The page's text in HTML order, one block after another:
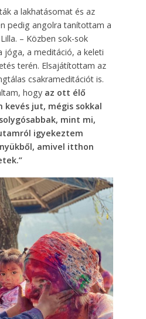
a lakhatásomat és az
pedig angolra tanítottam a
– Közben sok-sok
jóga, a meditáció, a keleti
terén. Elsajátítottam az
csakrameditációt is.
hogy az ott élő
kevés jut, mégis sokkal
mint mi,
igyekeztem
amivel itthon